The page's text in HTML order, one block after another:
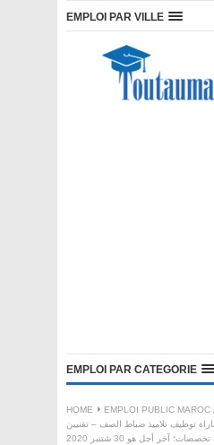
EMPLOI PAR VILLE
EMPLOI PAR CATEGORIE
HOME EMPLOI PUBLIC MAROC ,
توظيف تلاميذ ضباط الصف – تقنيين
آخر أجل هو 30 شتنبر 2020